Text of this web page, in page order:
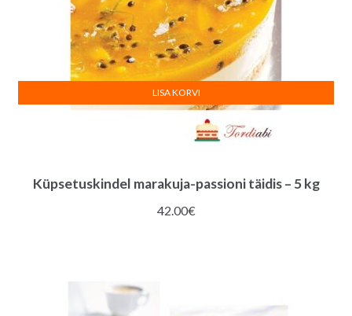
Küpsetuskindel marakuja-passioni täidis – 5 kg
42.00€
LISA KORVI